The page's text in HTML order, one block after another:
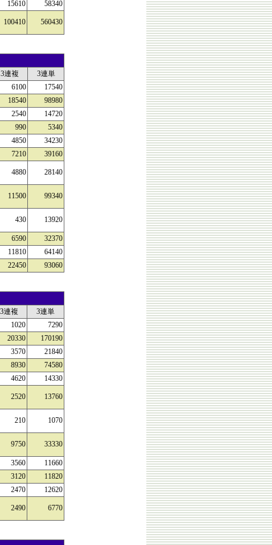
15610 58340
100410 560430
3連複
3連単
6100
17540
18540
98980
2540
14720
990
5340
4850
34230
7210
39160
4880 28140
11500 99340
430 13920
6590
32370
11810
64140
22450
93060
3連複
3連単
1020
7290
20330
170190
3570
21840
8930
74580
4620
14330
2520 13760
210 1070
9750 33330
3560
11660
3120
11820
2470
12620
2490 6770